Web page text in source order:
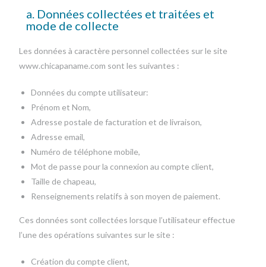
a. Données collectées et traitées et
mode de collecte
Les données à caractère personnel collectées sur le site
www.chicapaname.com sont les suivantes :
Données du compte utilisateur:
Prénom et Nom,
Adresse postale de facturation et de livraison,
Adresse email,
Numéro de téléphone mobile,
Mot de passe pour la connexion au compte client,
Taille de chapeau,
Renseignements relatifs à son moyen de paiement.
Ces données sont collectées lorsque l’utilisateur effectue
l’une des opérations suivantes sur le site :
Création du compte client,